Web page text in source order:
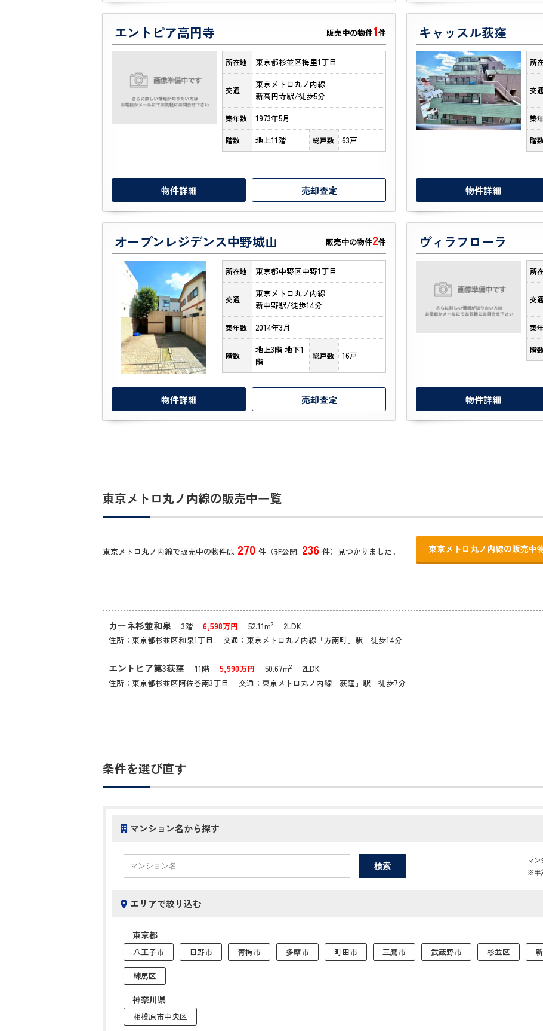
エントピア高円寺 販売中の物件1件
所在地 東京都杉並区梅里1丁目
交通
東京メトロ丸ノ内線
新高円寺駅/徒歩5分
築年数 1973年5月
階数 地上11階 総戸数 63戸
物件詳細 売却査定
キャッスル荻窪
所
交通
築
階
物件詳細
オープンレジデンス中野城山 販売中の物件2件
所在地 東京都中野区中野1丁目
交通
東京メトロ丸ノ内線
新中野駅/徒歩14分
築年数 2014年3月
階数
地上3階 地下1
階
総戸数 16戸
物件詳細 売却査定
ヴィラフローラ
所
交通
築
階
物件詳細
東京メトロ丸ノ内線の販売中一覧
東京メトロ丸ノ内線で販売中の物件は 270 件（非公開: 236 件）見つかりました。 東京メトロ丸ノ内線の販売中
カーネ杉並和泉 3階 6,598万円 52.11m2 2LDK
住所：東京都杉並区和泉1丁目 交通：東京メトロ丸ノ内線「方南町」駅 徒歩14分
エントピア第3荻窪 11階 5,990万円 50.67m2 2LDK
住所：東京都杉並区阿佐谷南3丁目 交通：東京メトロ丸ノ内線「荻窪」駅 徒歩7分
条件を選び直す
マンション名から探す
マン
※半
エリアで絞り込む
東京都
八王子市 日野市 青梅市 多摩市 町田市 三鷹市 武蔵野市 杉並区
練馬区
神奈川県
相模原市中央区